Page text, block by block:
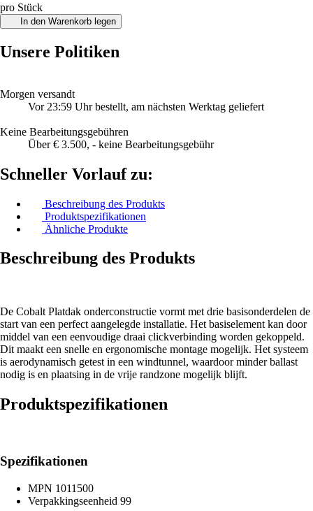
pro Stück
In den Warenkorb legen
Unsere Politiken
Morgen versandt
Vor 23:59 Uhr bestellt, am nächsten Werktag geliefert
Keine Bearbeitungsgebühren
Über € 3.500, - keine Bearbeitungsgebühr
Schneller Vorlauf zu:
Beschreibung des Produkts
Produktspezifikationen
Ähnliche Produkte
Beschreibung des Produkts
De Cobalt Platdak onderconstructie vormt met drie basisonderdelen de
start van een perfect aangelegde installatie. Het basiselement kan door
middel van een eenvoudige draai clickverbinding worden gekoppeld.
Dit maakt een snelle en ergonomische montage mogelijk. Het systeem
is aerodynamisch getest in een windtunnel, waardoor minder ballast
nodig is en plaatsing in de vrije randzone mogelijk blijft.
Produktspezifikationen
Spezifikationen
MPN 1011500
Verpakkingseenheid 99